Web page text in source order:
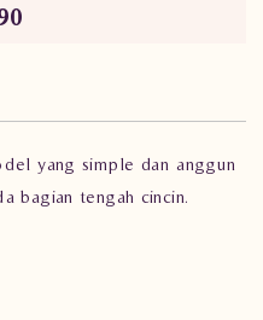
yang simple dan anggun
bagian tengah cincin.